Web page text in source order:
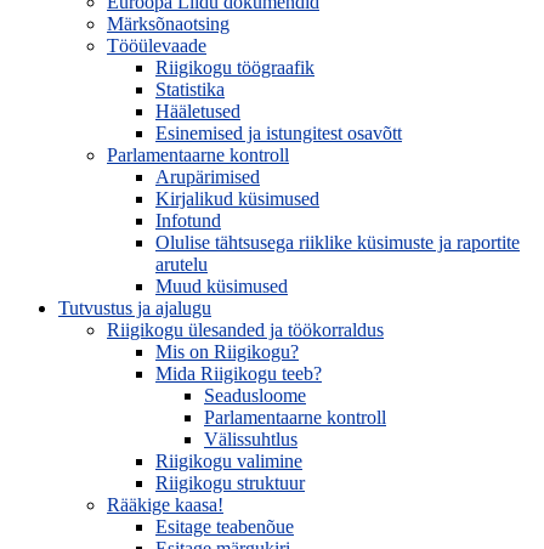
Märksõnaotsing
Tööülevaade
Riigikogu töögraafik
Statistika
Hääletused
Esinemised ja istungitest osavõtt
Parlamentaarne kontroll
Arupärimised
Kirjalikud küsimused
Infotund
Olulise tähtsusega riiklike küsimuste ja raportite
arutelu
Muud küsimused
Tutvustus ja ajalugu
Riigikogu ülesanded ja töökorraldus
Mis on Riigikogu?
Mida Riigikogu teeb?
Seadusloome
Parlamentaarne kontroll
Välissuhtlus
Riigikogu valimine
Riigikogu struktuur
Rääkige kaasa!
Esitage teabenõue